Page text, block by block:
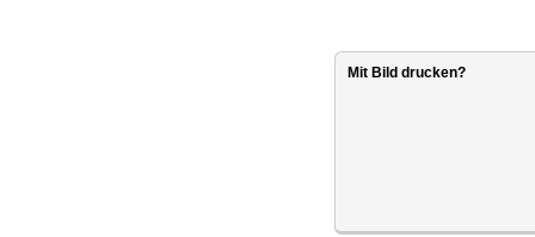
Mit Bild drucken?